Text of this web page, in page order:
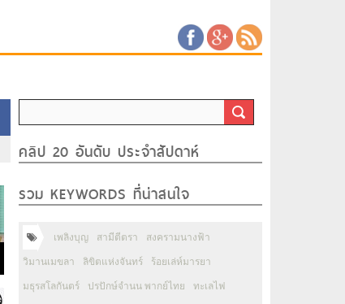
คลิป 20 อันดับ ประจำสัปดาห์
รวม KEYWORDS ที่น่าสนใจ
เพลิงบุญ สามีตีตรา สงครามนางฟ้า
วิมานเมขลา ลิขิตแห่งจันทร์ ร้อยเล่ห์มารยา
มธุรสโลกันตร์ ปรปักษ์จำนน พากย์ไทย ทะเลไฟ